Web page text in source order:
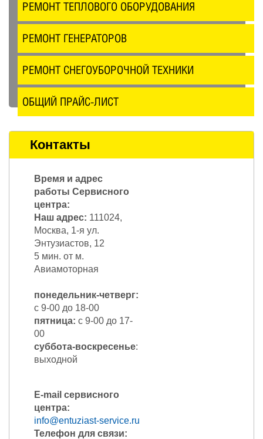
РЕМОНТ ТЕПЛОВОГО ОБОРУДОВАНИЯ
РЕМОНТ ГЕНЕРАТОРОВ
РЕМОНТ СНЕГОУБОРОЧНОЙ ТЕХНИКИ
ОБЩИЙ ПРАЙС-ЛИСТ
Контакты
Время и адрес
работы Сервисного
центра:
Наш адрес: 111024,
Москва, 1-я ул.
Энтузиастов, 12
5 мин. от м.
Авиамоторная
понедельник-четверг:
с 9-00 до 18-00
пятница: c 9-00 до 17-
00
суббота-воскресенье:
выходной
E-mail сервисного
центра:
info@entuziast-service.ru
Телефон для связи: